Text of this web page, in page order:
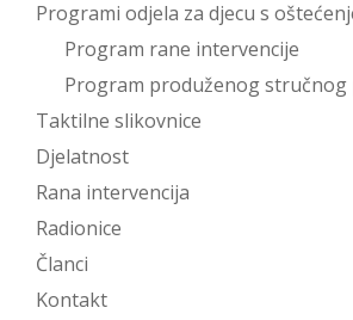
Programi odjela za djecu s
Program rane intervencije
Program produženog stručnog
Taktilne slikovnice
Djelatnost
Rana intervencija
Radionice
Članci
Kontakt